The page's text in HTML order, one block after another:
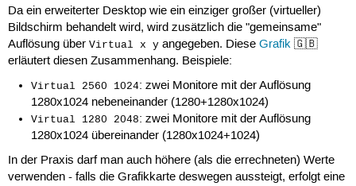
    SubSection "Display"
        Virtual    3200 1200
    EndSubSection
  EndSection
Da ein erweiterter Desktop wie ein einziger großer (virtueller)
Bildschirm behandelt wird, wird zusätzlich die "gemeinsame"
Auflösung über Virtual x yangegeben. Diese Grafik🇬🇧
erläutert diesen Zusammenhang. Beispiele:
Virtual 2560 1024: zwei Monitore mit der Auflösung
1280x1024 nebeneinander (1280+1280x1024)
Virtual 1280 2048: zwei Monitore mit der Auflösung
1280x1024 übereinander (1280x1024+1024)
In der Praxis darf man auch höhere (als die errechneten) Werte
verwenden - falls die Grafikkarte deswegen aussteigt, erfolgt eine